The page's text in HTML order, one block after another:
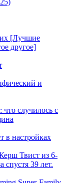
[Лучшие
другое]
и
случилось с
в настройках
Твист из 6-
спустя 39 лет.